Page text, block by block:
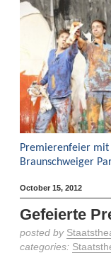
Premierenfeier mit
Braunschweiger
October 15, 2012
Gefeierte
posted by
categories: